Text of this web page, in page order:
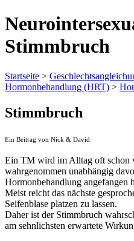
Stimmbruch
Startseite >
Hormonbehandlung (HRT) >
Stimmbruch
Ein Beitrag von Nick & David
Ein TM wird im Alltag oft schon
wahrgenommen unabhängig
Hormonbehandlung angefangen
Meist reicht das nächste
Seifenblase platzen zu lassen.
Daher ist der Stimmbruch
am sehnlichsten erwartete